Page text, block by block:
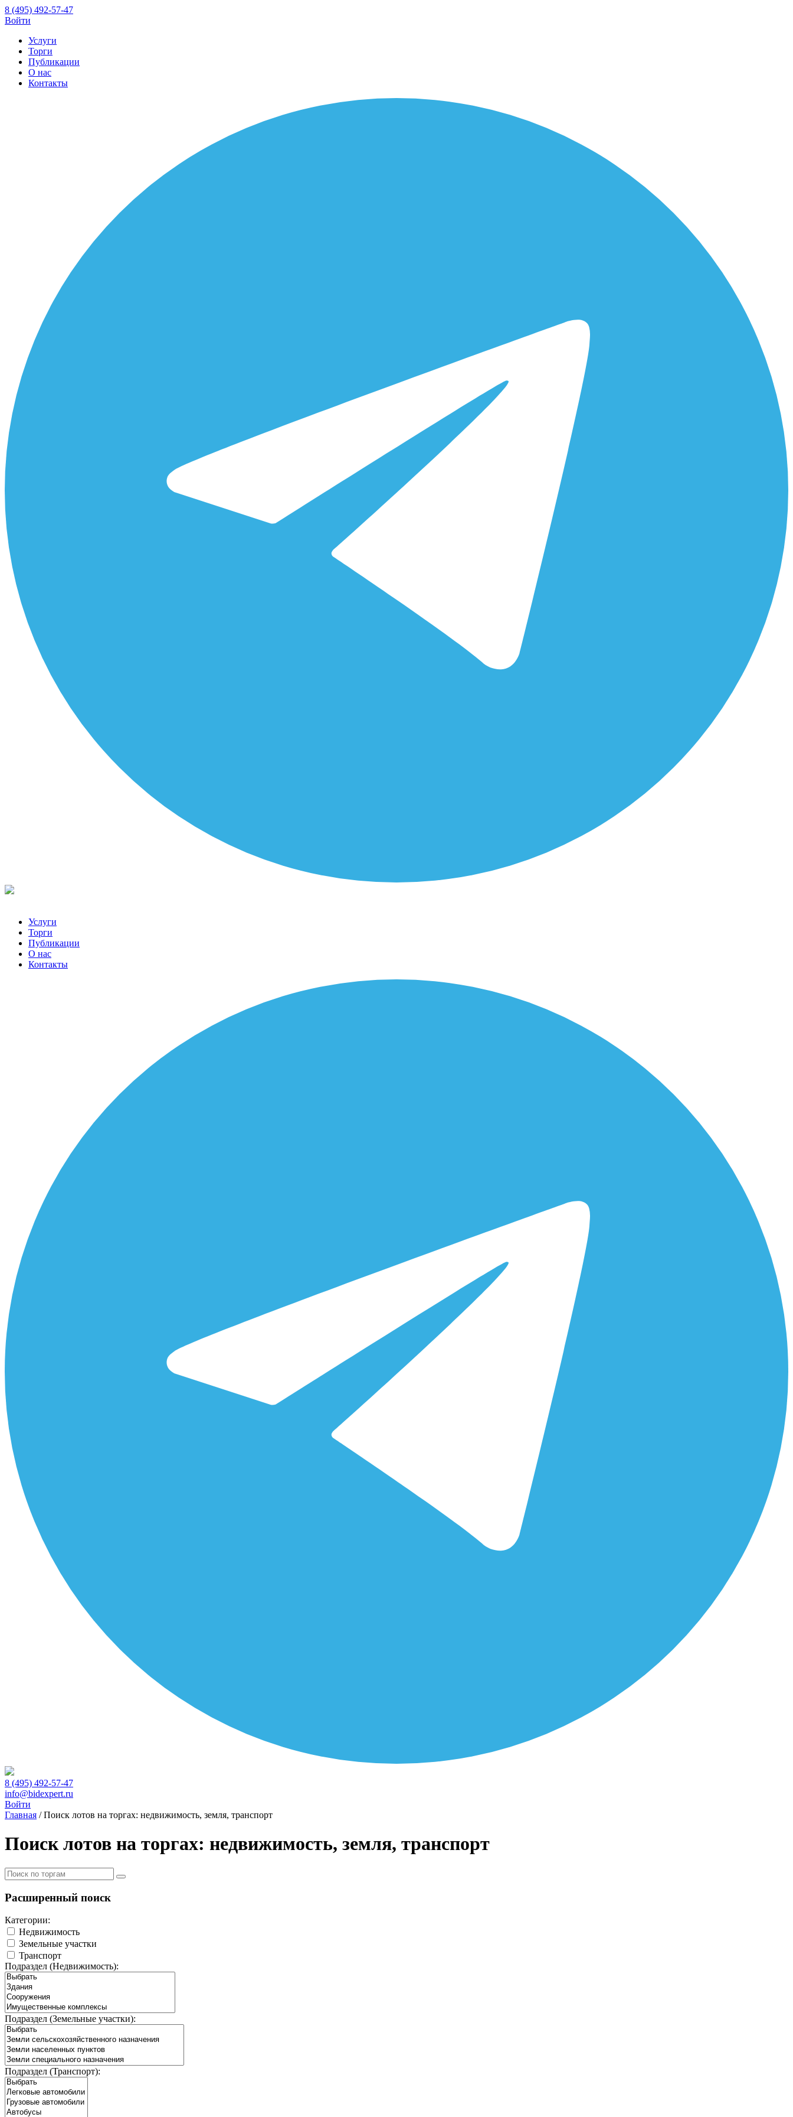
8 (495) 492-57-47
Войти
Услуги
Торги
Публикации
О нас
Контакты
Услуги
Торги
Публикации
О нас
Контакты
8 (495) 492-57-47
info@bidexpert.ru
Войти
Главная /Поиск лотов на торгах: недвижимость, земля, транспорт
Поиск лотов на торгах: недвижимость, земля, транспорт
Расширенный поиск
Категории:
Недвижимость
Земельные участки
Транспорт
Подраздел (Недвижимость):
Подраздел (Земельные участки):
Подраздел (Транспорт):